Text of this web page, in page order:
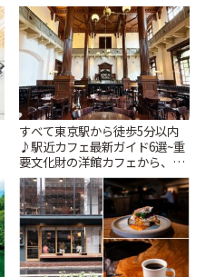
すべて東京駅から徒歩5分以内
♪駅近カフェ最新ガイド6選~重
要文化財の洋館カフェから、改
札すぐのレトロ喫茶まで~ | こと
りっぷ